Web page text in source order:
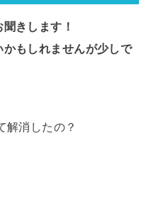
きします！
もしれませんが少しで
解消したの？